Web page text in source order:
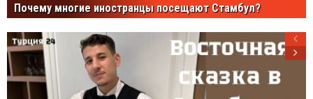
Почему многие иностранцы посещают Стамбул?